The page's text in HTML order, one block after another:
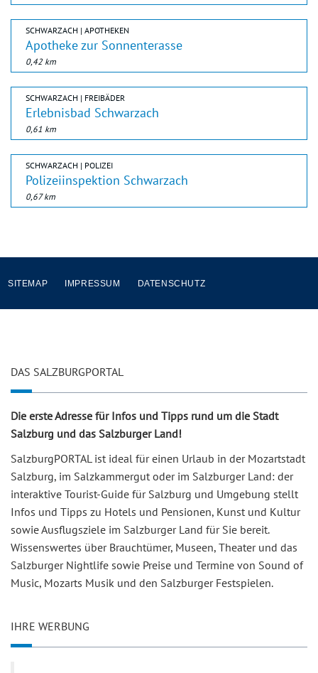
SCHWARZACH | APOTHEKEN
Apotheke zur Sonnenterasse
0,42 km
SCHWARZACH | FREIBÄDER
Erlebnisbad Schwarzach
0,61 km
SCHWARZACH | POLIZEI
Polizeiinspektion Schwarzach
0,67 km
SITEMAP IMPRESSUM DATENSCHUTZ
DAS SALZBURGPORTAL
Die erste Adresse für Infos und Tipps rund um die Stadt
Salzburg und das Salzburger Land!
SalzburgPORTAL ist ideal für einen Urlaub in der Mozartstadt
Salzburg, im Salzkammergut oder im Salzburger Land: der
interaktive Tourist-Guide für Salzburg und Umgebung stellt
Infos und Tipps zu Hotels und Pensionen, Kunst und Kultur
sowie Ausflugsziele im Salzburger Land für Sie bereit.
Wissenswertes über Brauchtümer, Museen, Theater und das
Salzburger Nightlife sowie Preise und Termine von Sound of
Music, Mozarts Musik und den Salzburger Festspielen.
IHRE WERBUNG